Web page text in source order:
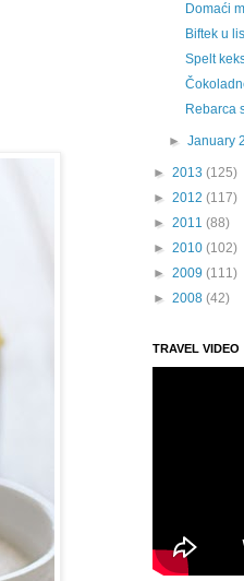
Domaći
Biftek u
Spelt
Rebarca
►January
► 2013 (125)
► 2012 (117)
► 2011 (88)
► 2010 (102)
► 2009 (111)
► 2008 (42)
TRAVEL VIDEO